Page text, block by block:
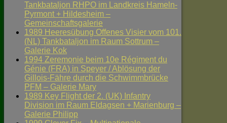
Tankbataljon RHPO im Landkreis Hameln-
Pyrmont + Hildesheim –
Gemeinschaftsgalerie
1989 Heeresübung Offenes Visier vom 101.
(NL) Tankbataljon im Raum Sottrum –
Galerie Kok
1994 Zeremonie beim 10e Régiment du
Génie (FRA) in Speyer / Ablösung der
Gillois-Fähre durch die Schwimmbrücke
PFM – Galerie Mary
1989 Key Flight der 2. (UK) Infantry
Division im Raum Eldagsen + Marienburg –
Galerie Philipp